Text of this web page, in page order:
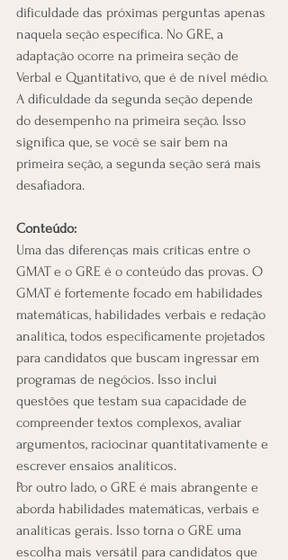
dificuldade das próximas perguntas apenas
naquela seção específica. No GRE, a
adaptação ocorre na primeira seção de
Verbal e Quantitativo, que é de nível médio.
A dificuldade da segunda seção depende
do desempenho na primeira seção. Isso
significa que, se você se sair bem na
primeira seção, a segunda seção será mais
desafiadora.
Conteúdo:
Uma das diferenças mais críticas entre o
GMAT e o GRE é o conteúdo das provas. O
GMAT é fortemente focado em habilidades
matemáticas, habilidades verbais e redação
analítica, todos especificamente projetados
para candidatos que buscam ingressar em
programas de negócios. Isso inclui
questões que testam sua capacidade de
compreender textos complexos, avaliar
argumentos, raciocinar quantitativamente e
escrever ensaios analíticos.
Por outro lado, o GRE é mais abrangente e
aborda habilidades matemáticas, verbais e
analíticas gerais. Isso torna o GRE uma
escolha mais versátil para candidatos que